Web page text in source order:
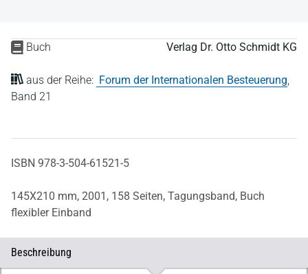
Buch Verlag Dr. Otto Schmidt KG
aus der Reihe: Forum der Internationalen Besteuerung,
Band 21
ISBN 978-3-504-61521-5
145X210 mm, 2001, 158 Seiten, Tagungsband, Buch
flexibler Einband
Beschreibung